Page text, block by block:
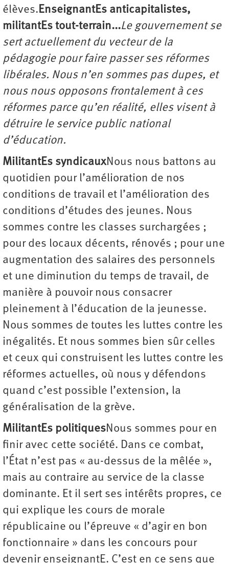
élèves.EnseignantEs anticapitalistes,
militantEs tout-terrain...Le gouvernement se
sert actuellement du vecteur de la
pédagogie pour faire passer ses réformes
libérales. Nous n’en sommes pas dupes, et
nous nous opposons frontalement à ces
réformes parce qu’en réalité, elles visent à
détruire le service public national
d’éducation.
MilitantEs syndicauxNous nous battons au
quotidien pour l’amélioration de nos
conditions de travail et l’amélioration des
conditions d’études des jeunes. Nous
sommes contre les classes surchargées ;
pour des locaux décents, rénovés ; pour une
augmentation des salaires des personnels
et une diminution du temps de travail, de
manière à pouvoir nous consacrer
pleinement à l’éducation de la jeunesse.
Nous sommes de toutes les luttes contre les
inégalités. Et nous sommes bien sûr celles
et ceux qui construisent les luttes contre les
réformes actuelles, où nous y défendons
quand c’est possible l’extension, la
généralisation de la grève.
MilitantEs politiquesNous sommes pour en
finir avec cette société. Dans ce combat,
l’État n’est pas « au-dessus de la mêlée »,
mais au contraire au service de la classe
dominante. Et il sert ses intérêts propres, ce
qui explique les cours de morale
républicaine ou l’épreuve « d’agir en bon
fonctionnaire » dans les concours pour
devenir enseignantE. C’est en ce sens que